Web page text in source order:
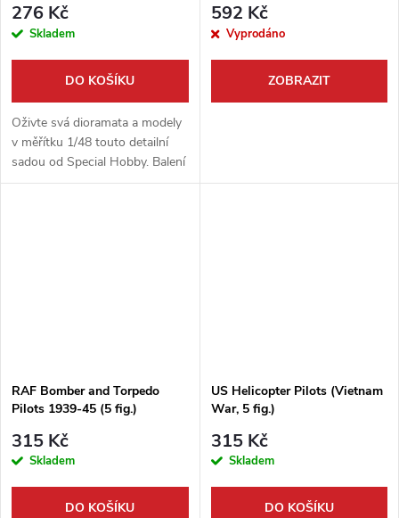
276 Kč
Skladem
DO KOŠÍKU
Oživte svá dioramata a modely
v měřítku 1/48 touto detailní
sadou od Special Hobby. Balení
obsahuje figurky prasnice s
592 Kč
Vyprodáno
ZOBRAZIT
RAF Bomber and Torpedo
Pilots 1939-45 (5 fig.)
315 Kč
Skladem
DO KOŠÍKU
US Helicopter Pilots (Vietnam
War, 5 fig.)
315 Kč
Skladem
DO KOŠÍKU